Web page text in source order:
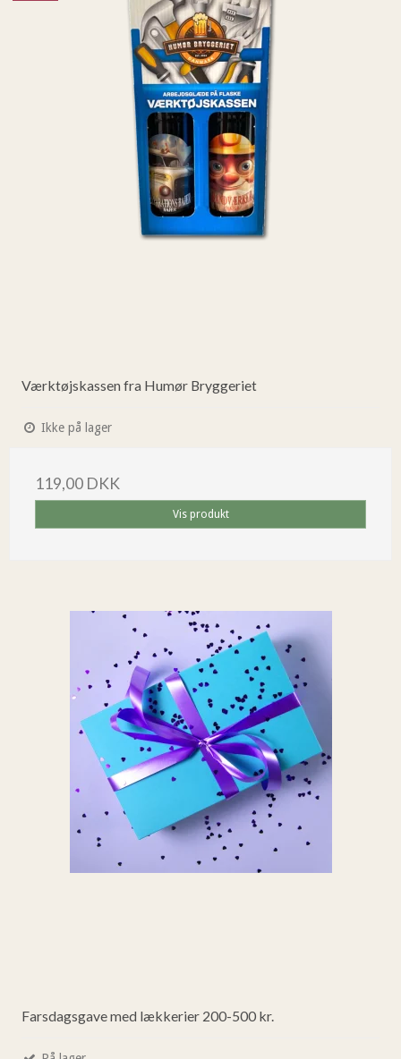
Værktøjskassen fra Humør Bryggeriet
Ikke på lager
119,00 DKK
Vis produkt
Farsdagsgave med lækkerier 200-500 kr.